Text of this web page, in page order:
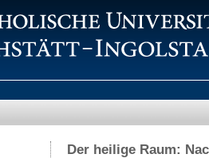
Der heilige Raum: